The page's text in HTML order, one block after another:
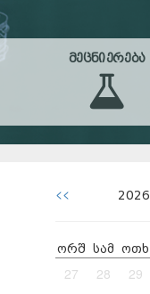
ᲛᲔᲪᲜᲘᲔᲠᲔᲑᲐ
<< 2026
ორშ სამ ოთხ
27 28 29